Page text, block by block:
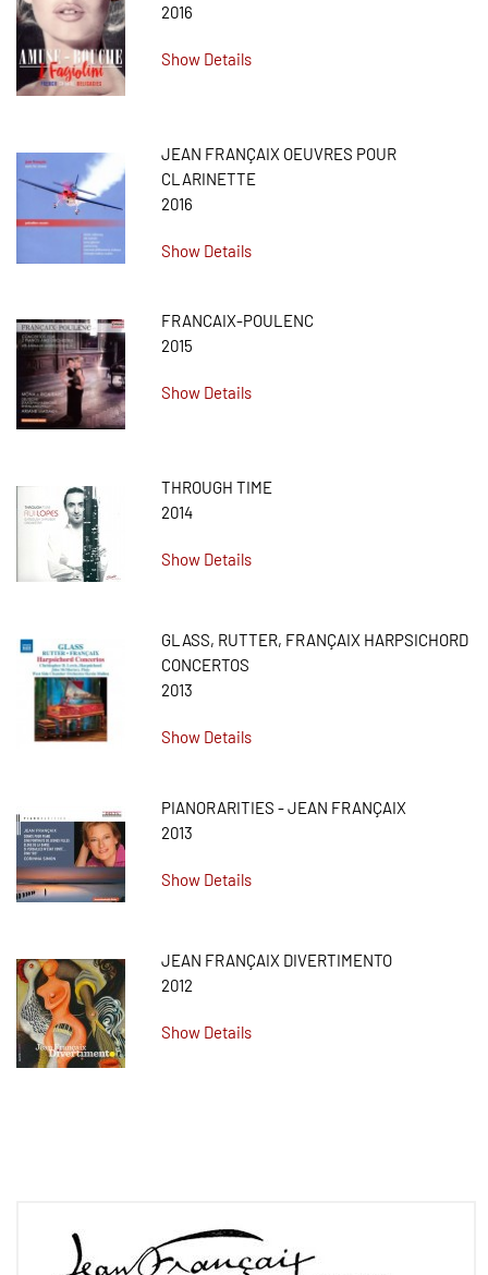
2016
Show Details
JEAN FRANÇAIX OEUVRES POUR
CLARINETTE
2016
Show Details
FRANCAIX-POULENC
2015
Show Details
THROUGH TIME
2014
Show Details
GLASS, RUTTER, FRANÇAIX HARPSICHORD
CONCERTOS
2013
Show Details
PIANORARITIES - JEAN FRANÇAIX
2013
Show Details
JEAN FRANÇAIX DIVERTIMENTO
2012
Show Details